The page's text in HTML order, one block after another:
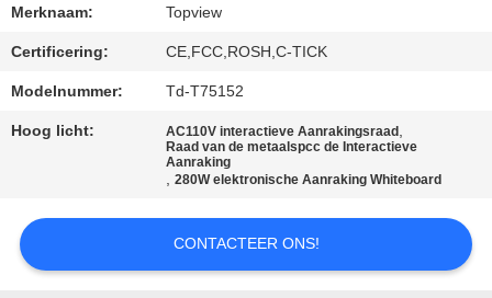
OM EEN
CITAAT
PRIVACY
POLICY
Merknaam: Topview
Certificering: CE,FCC,ROSH,C-TICK
Modelnummer: Td-T75152
Hoog licht: AC110V interactieve Aanrakingsraad ,
Raad van de metaalspcc de Interactieve
Aanraking
,280W elektronische Aanraking Whiteboard
CONTACTEER ONS!